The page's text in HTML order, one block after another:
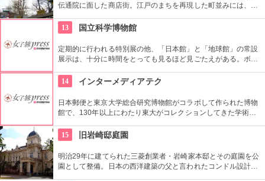
伝通院に面した商店街。江戸のまちを再現した町並みには、屋
あります。多彩なお店が並んでいて、買い物や食事も楽しめま
す。
13 国立科学博物館
定期的に行われる特別展の他、「日本館」と「地球館」の常設
展示は、十分に時間をとっても見るほど見ごたえがある。ボラ
とまちがいなし。
14 インターメディアテク
日本郵便と東京大学総合研究博物館がコラボして作られた博物
館で、130年以上にわたり東大がコレクションしてきた学術コ
ている。
15 旧岩崎邸庭園
明治29年に建てられた三菱創業者・岩崎家本邸とその庭園を公
園として整備。日本の西洋建築の父と言われたコンドル設計の